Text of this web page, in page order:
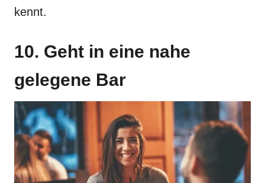
kennt.
10. Geht in eine nahe
gelegene Bar